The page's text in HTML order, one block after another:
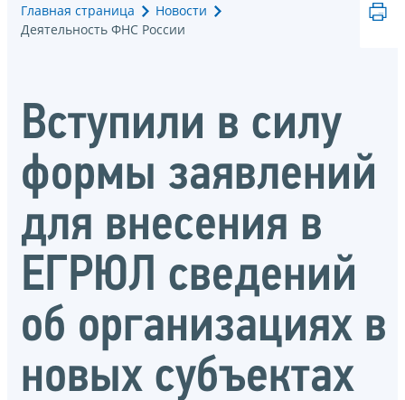
Главная страница
Новости
Деятельность ФНС России
Вступили в силу
формы заявлений
для внесения в
ЕГРЮЛ сведений
об организациях в
новых субъектах